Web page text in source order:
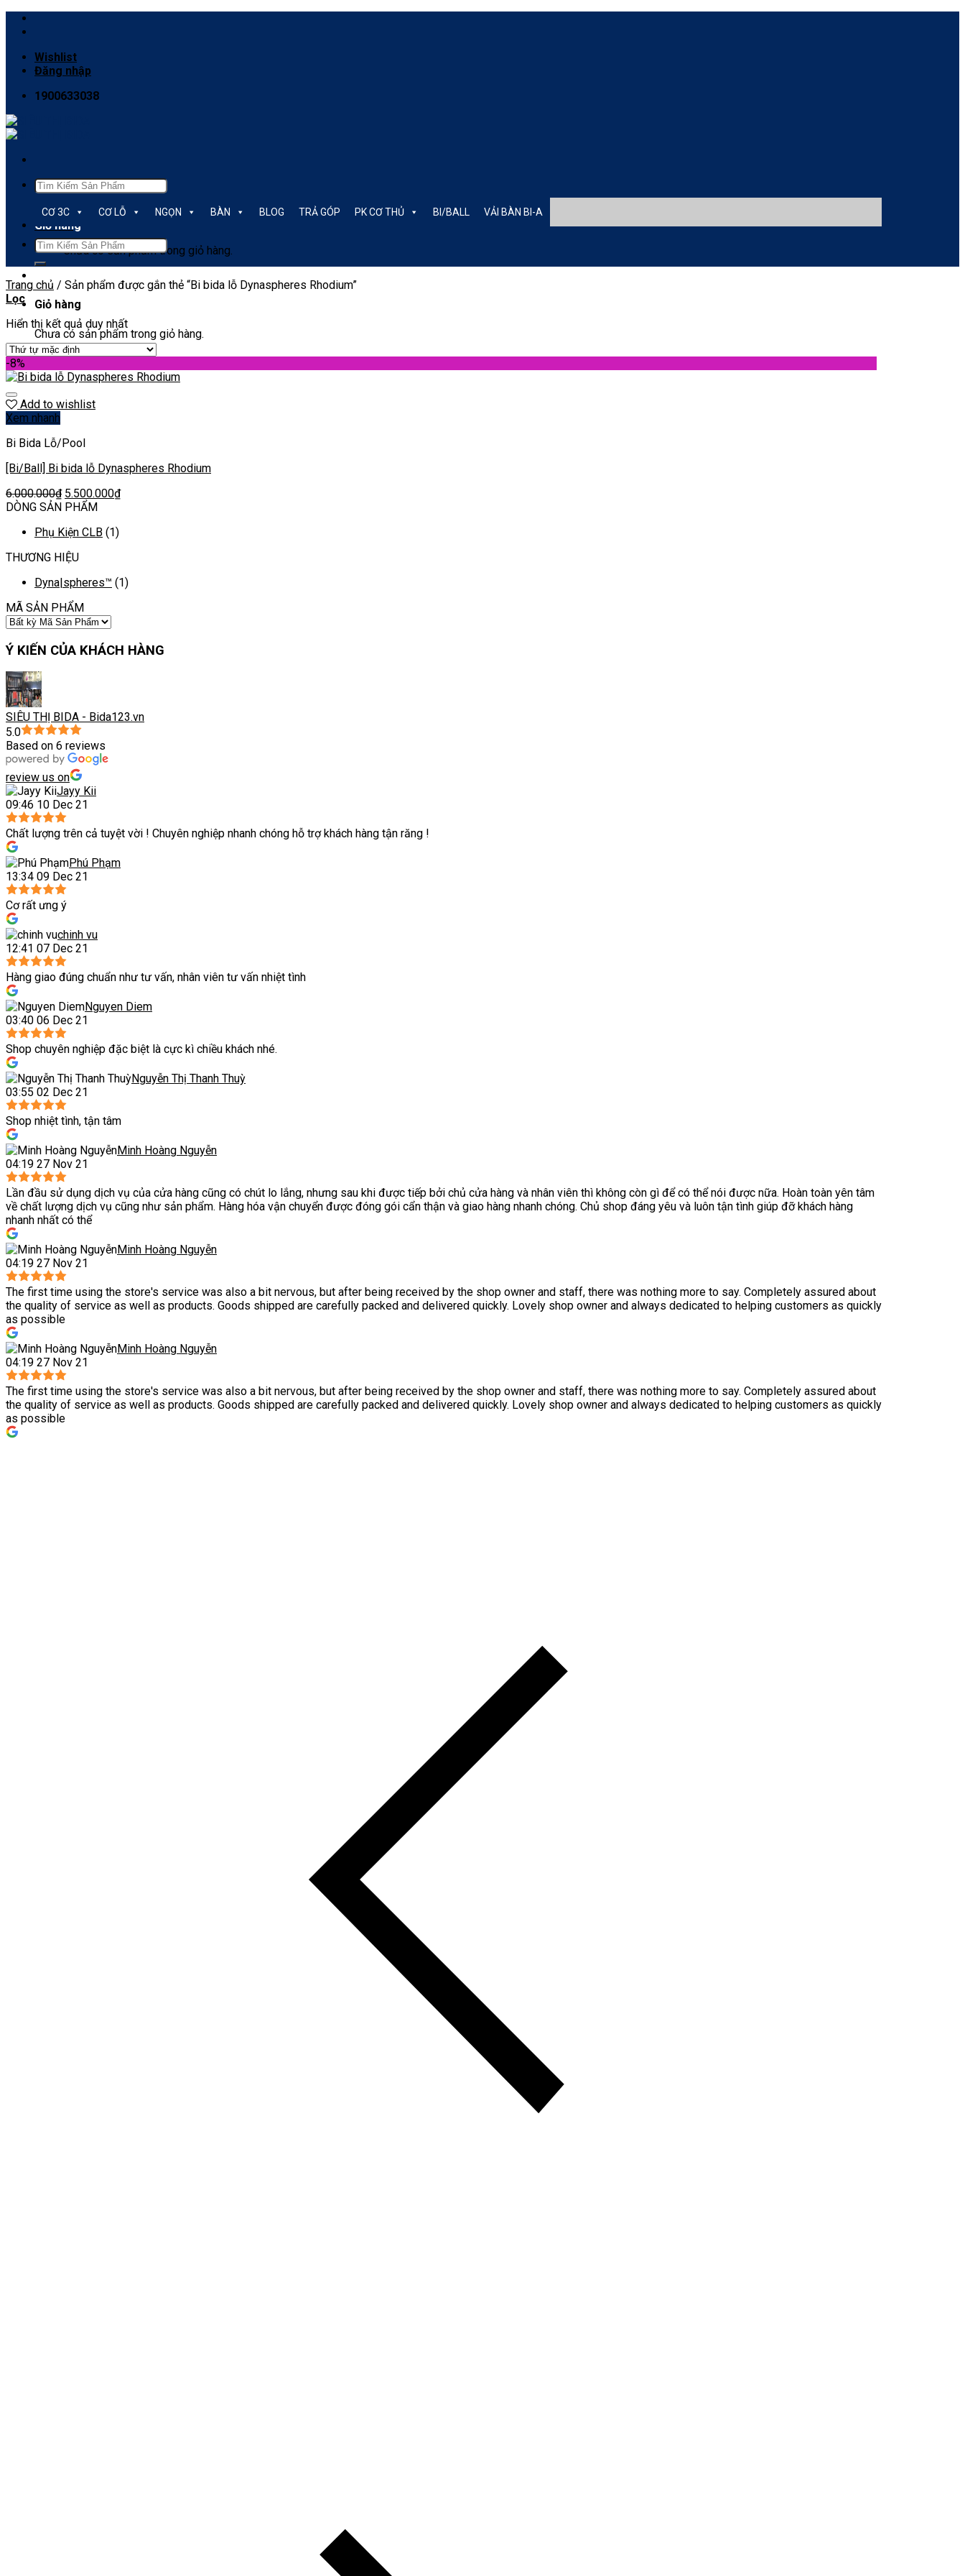
Skip
Wishlist
Đăng nhập
1900633038
Tìm
kiếm:
Giỏ hàng
Chưa có sản phẩm trong giỏ hàng.
Giỏ hàng
Chưa có sản phẩm trong giỏ hàng.
CƠ 3C CƠ LỖ NGỌN BÀN BLOG TRẢ GÓP PK CƠ THỦ BI/BALL VẢI BÀN BI-A
Tìm
kiếm:
Trang chủ / Sản phẩm được gắn thẻ “Bi bida lỗ Dynaspheres Rhodium”
Lọc
Hiển thị kết quả duy nhất
-8%
Add to wishlist
Xem nhanh
Bi Bida Lỗ/Pool
[Bi/Ball] Bi bida lỗ Dynaspheres Rhodium
6.000.000₫ 5.500.000₫
DÒNG SẢN PHẨM
Phụ Kiện CLB (1)
THƯƠNG HIỆU
Dyna|spheres™ (1)
MÃ SẢN PHẨM
Ý KIẾN CỦA KHÁCH HÀNG
SIÊU THỊ BIDA - Bida123.vn
5.0
Based on 6 reviews
review us on
Jayy Kii
09:46 10 Dec 21
Chất lượng trên cả tuyệt vời ! Chuyên nghiệp nhanh chóng hỗ trợ khách hàng tận răng !
Phú Phạm
13:34 09 Dec 21
Cơ rất ưng ý
chinh vu
12:41 07 Dec 21
Hàng giao đúng chuẩn như tư vấn, nhân viên tư vấn nhiệt tình
Nguyen Diem
03:40 06 Dec 21
Shop chuyên nghiệp đặc biệt là cực kì chiều khách nhé.
Nguyễn Thị Thanh Thuỳ
03:55 02 Dec 21
Shop nhiệt tình, tận tâm
Minh Hoàng Nguyễn
04:19 27 Nov 21
Lần đầu sử dụng dịch vụ của cửa hàng cũng có chút lo lắng, nhưng sau khi được tiếp bởi chủ cửa hàng và nhân viên thì không còn gì để có thể nói được nữa. Hoàn toàn yên tâm
về chất lượng dịch vụ cũng như sản phẩm. Hàng hóa vận chuyển được đóng gói cẩn thận và giao hàng nhanh chóng. Chủ shop đáng yêu và luôn tận tình giúp đỡ khách hàng
nhanh nhất có thể
Minh Hoàng Nguyễn
04:19 27 Nov 21
The first time using the store's service was also a bit nervous, but after being received by the shop owner and staff, there was nothing more to say. Completely assured about
the quality of service as well as products. Goods shipped are carefully packed and delivered quickly. Lovely shop owner and always dedicated to helping customers as quickly
as possible
Minh Hoàng Nguyễn
04:19 27 Nov 21
The first time using the store's service was also a bit nervous, but after being received by the shop owner and staff, there was nothing more to say. Completely assured about
the quality of service as well as products. Goods shipped are carefully packed and delivered quickly. Lovely shop owner and always dedicated to helping customers as quickly
as possible